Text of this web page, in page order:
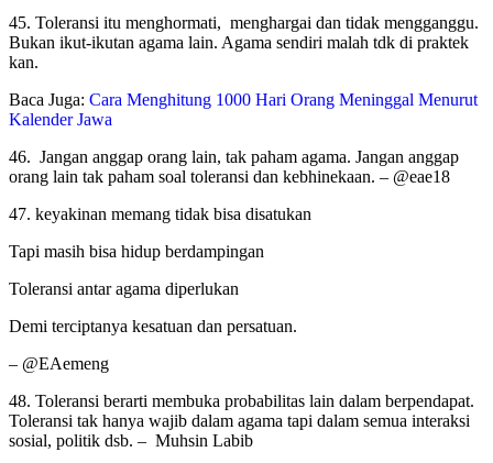
45. Toleransi itu menghormati, menghargai dan tidak mengganggu.
Bukan ikut-ikutan agama lain. Agama sendiri malah tdk di praktek
kan.
Baca Juga: Cara Menghitung 1000 Hari Orang Meninggal Menurut
Kalender Jawa
46. Jangan anggap orang lain, tak paham agama. Jangan anggap
orang lain tak paham soal toleransi dan kebhinekaan. – @eae18
47. keyakinan memang tidak bisa disatukan
Tapi masih bisa hidup berdampingan
Toleransi antar agama diperlukan
Demi terciptanya kesatuan dan persatuan.
– @EAemeng
48. Toleransi berarti membuka probabilitas lain dalam berpendapat.
Toleransi tak hanya wajib dalam agama tapi dalam semua interaksi
sosial, politik dsb. – Muhsin Labib